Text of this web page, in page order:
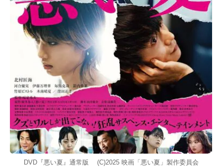
DVD『悪い夏』通常版 (C)2025 映画「悪い夏」製作委員会